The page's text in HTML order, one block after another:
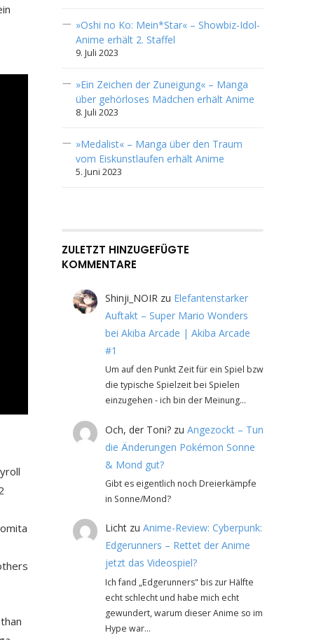
»Oshi no Ko: Mein*Star« – Showbiz-Idol-
Anime erhält 2. Staffel
9. Juli 2023
»Ein Zeichen der Zuneigung« – Manga
über gehörloses Mädchen erhält Anime
8. Juli 2023
»Medalist« – Manga über den Traum
vom Eiskunstlaufen erhält Anime
5. Juni 2023
ZULETZT HINZUGEFÜGTE
KOMMENTARE
Shinji_NOIRzu Elefantenstarker
Auftakt – Super Mario Wonders
bei Akiba Arcade | Akiba Arcade
#1
Um auf den Punkt Zeit für ein Spiel bzw
die typische Spielzeit bei Spielen
einzugehen - ich bin der Meinung…
Och, der Toni?zu Angezockt – Tun
die Änderungen Pokémon Sonne
& Mond gut?
Gibt es eigentlich noch Dreierkämpfe
in Sonne/Mond?
Lichtzu Anime-Review: Cyberpunk:
Edgerunners – Rettet der Anime
jetzt das Videospiel?
Ich fand „Edgerunners" bis zur Hälfte
echt schlecht und habe mich echt
gewundert, warum dieser Anime so im
Hype war…